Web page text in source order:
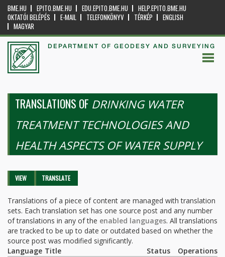
BME.HU EPITO.BME.HU EDU.EPITO.BME.HU
HELP.EPITO.BME.HU
OKTATÓI BELÉPÉS
E-MAIL TELEFONKÖNYV TÉRKÉP
ENGLISH
MAGYAR
DEPARTMENT OF GEODESY AND SURVEYING
TRANSLATIONS OF DRINKING WATER
TREATMENT TECHNOLOGIES AND
HEALTH ASPECTS OF WATER SUPPLY
Primary tabs
VIEW TRANSLATE
Translations of a piece of content are managed with translation
sets. Each translation set has one source post and any number
of translations in any of the enabled languages. All translations
are tracked to be up to date or outdated based on whether the
source post was modified significantly.
Language Title Status Operations